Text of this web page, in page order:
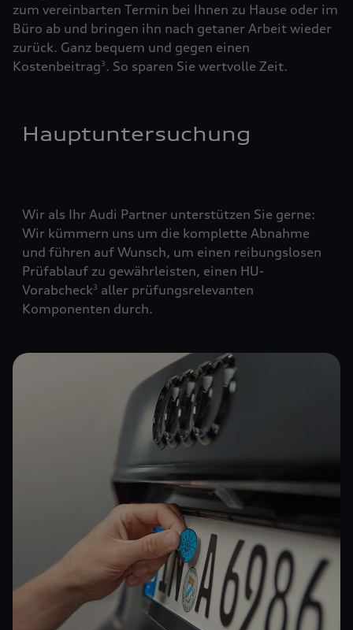
zum vereinbarten Termin bei Ihnen zu Hause oder im
Büro ab und bringen ihn nach getaner Arbeit wieder
zurück. Ganz bequem und gegen einen
Kostenbeitrag3. So sparen Sie wertvolle Zeit.
Hauptuntersuchung
Wir als Ihr Audi Partner unterstützen Sie gerne:
Wir kümmern uns um die komplette Abnahme
und führen auf Wunsch, um einen reibungslosen
Prüfablauf zu gewährleisten, einen HU-
Vorabcheck3 aller prüfungsrelevanten
Komponenten durch.